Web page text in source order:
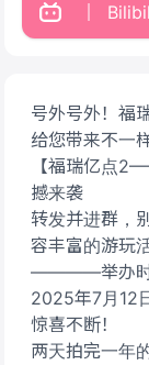
号外号外！福
给您带来不一
【福瑞亿点
撼来袭
转发并进群，
容丰富的游玩活
————举办
2025年7月12
惊喜不断！
两天拍完一年